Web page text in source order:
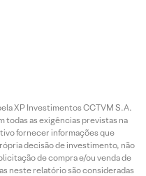
XP Investimentos CCTVM S.A.
todas as exigências previstas na
fornecer informações que
decisão de investimento, não
de compra e/ou venda de
neste relatório são consideradas